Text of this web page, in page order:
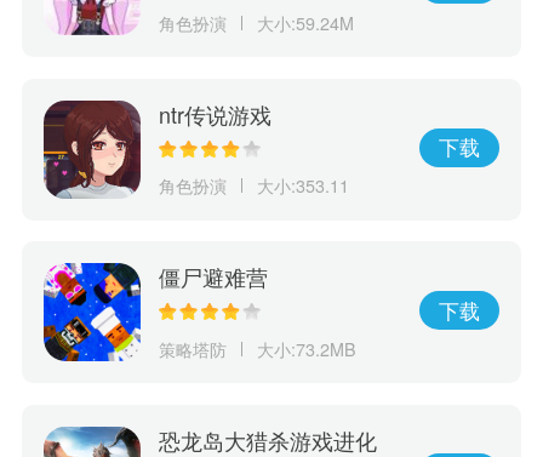
角色扮演 大小:59.24M
ntr传说游戏
角色扮演 大小:353.11
下载
僵尸避难营
策略塔防 大小:73.2MB
下载
恐龙岛大猎杀游戏进化